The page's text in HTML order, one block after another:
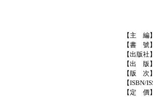
【主 編
【書 號
【出版社
【出 版
【版 次
【ISBN/
【定 價